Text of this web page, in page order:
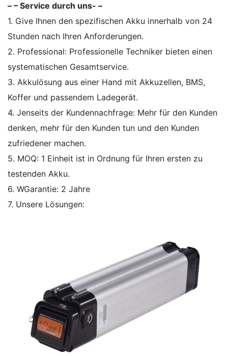
– – Service durch uns- –
1. Give Ihnen den spezifischen Akku innerhalb von 24
Stunden nach Ihren Anforderungen.
2. Professional: Professionelle Techniker bieten einen
systematischen Gesamtservice.
3. Akkulösung aus einer Hand mit Akkuzellen, BMS,
Koffer und passendem Ladegerät.
4. Jenseits der Kundennachfrage: Mehr für den Kunden
denken, mehr für den Kunden tun und den Kunden
zufriedener machen.
5. MOQ: 1 Einheit ist in Ordnung für Ihren ersten zu
testenden Akku.
6. WGarantie: 2 Jahre
7. Unsere Lösungen: